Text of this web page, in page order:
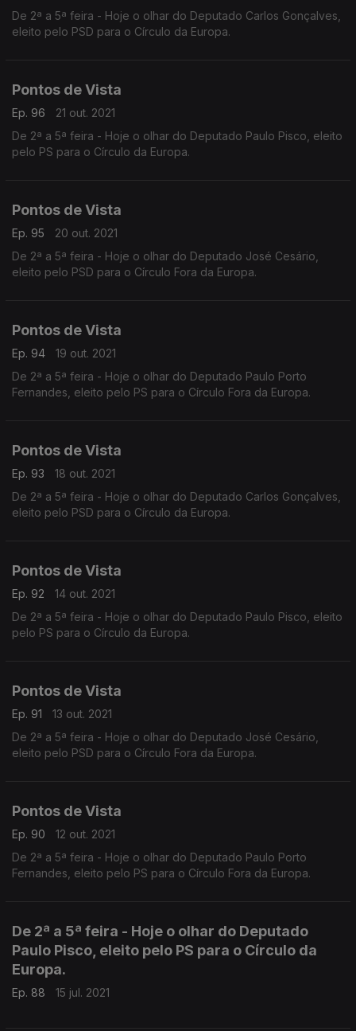
De 2ª a 5ª feira - Hoje o olhar do Deputado Carlos Gonçalves,
eleito pelo PSD para o Círculo da Europa.
Pontos de Vista
Ep. 96
21 out. 2021
De 2ª a 5ª feira - Hoje o olhar do Deputado Paulo Pisco, eleito
pelo PS para o Círculo da Europa.
Pontos de Vista
Ep. 95
20 out. 2021
De 2ª a 5ª feira - Hoje o olhar do Deputado José Cesário,
eleito pelo PSD para o Círculo Fora da Europa.
Pontos de Vista
Ep. 94
19 out. 2021
De 2ª a 5ª feira - Hoje o olhar do Deputado Paulo Porto
Fernandes, eleito pelo PS para o Círculo Fora da Europa.
Pontos de Vista
Ep. 93
18 out. 2021
De 2ª a 5ª feira - Hoje o olhar do Deputado Carlos Gonçalves,
eleito pelo PSD para o Círculo da Europa.
Pontos de Vista
Ep. 92
14 out. 2021
De 2ª a 5ª feira - Hoje o olhar do Deputado Paulo Pisco, eleito
pelo PS para o Círculo da Europa.
Pontos de Vista
Ep. 91
13 out. 2021
De 2ª a 5ª feira - Hoje o olhar do Deputado José Cesário,
eleito pelo PSD para o Círculo Fora da Europa.
Pontos de Vista
Ep. 90
12 out. 2021
De 2ª a 5ª feira - Hoje o olhar do Deputado Paulo Porto
Fernandes, eleito pelo PS para o Círculo Fora da Europa.
De 2ª a 5ª feira - Hoje o olhar do Deputado
Paulo Pisco, eleito pelo PS para o Círculo da
Europa.
Ep. 88 15 jul. 2021